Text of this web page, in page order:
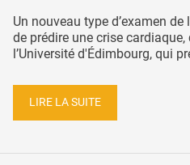
Un nouveau type d’examen
de prédire une crise
l’Université d'Édimbourg, qui
LIRE LA SUITE